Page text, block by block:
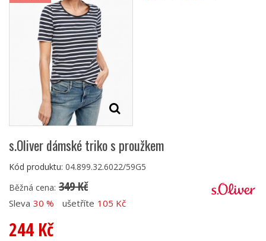
s.Oliver dámské triko s proužkem
Kód produktu: 04.899.32.6022/59G5
Běžná cena: 349 Kč
Sleva 30 % ušetříte 105 Kč
244 Kč